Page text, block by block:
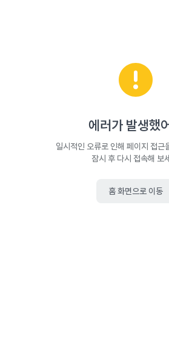
에러가 발생했
일시적인 오류로 인해 페이지 접근
잠시 후 다시 접속해 보
홈 화면으로 이동